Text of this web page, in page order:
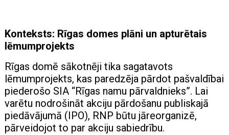
Konteksts: Rīgas domes plāni un apturētais
lēmumprojekts
Rīgas domē sākotnēji tika sagatavots
lēmumprojekts, kas paredzēja pārdot pašvaldībai
piederošo SIA “Rīgas namu pārvaldnieks”. Lai
varētu nodrošināt akciju pārdošanu publiskajā
piedāvājumā (IPO), RNP būtu jāreorganizē,
pārveidojot to par akciju sabiedrību.